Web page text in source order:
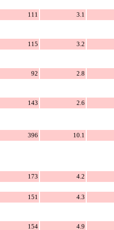
111
3.1
115
3.2
92
2.8
143
2.6
396
10.1
173
4.2
151
4.3
154 4.9